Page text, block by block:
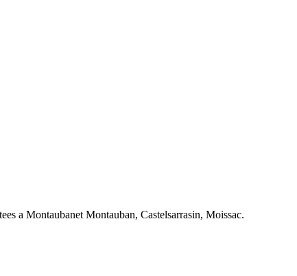
a Montaubanet Montauban, Castelsarrasin, Moissac.